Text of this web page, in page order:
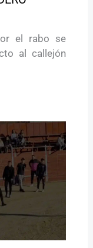
el rabo se
al callejón